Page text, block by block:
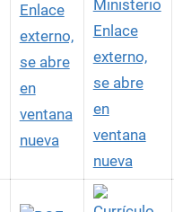
Enlace
externo,
se abre
en
ventana
nueva
Enlace
externo,
se abre
en
ventana
nueva